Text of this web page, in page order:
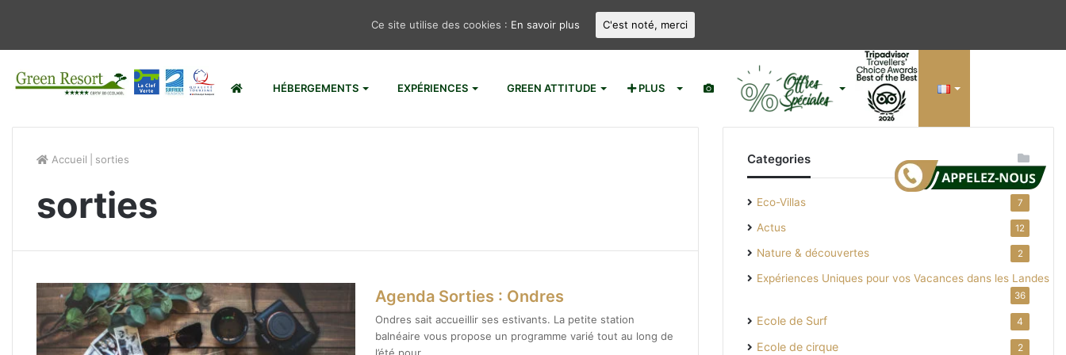
HÉBERGEMENTS EXPÉRIENCES GREEN ATTITUDE
PLUS
Accueil sorties
sorties
Agenda Sorties : Ondres
Ondres sait accueillir ses estivants. La petite station
balnéaire vous propose un programme varié tout au long de
Categories
Eco-Villas 7
Actus 12
Nature & découvertes 2
Expériences Uniques pour vos Vacances dans les Landes
36
Ecole de Surf 4
Ecole de cirque 2
Ce site utilise des cookies : En savoir plus C'est noté, merci